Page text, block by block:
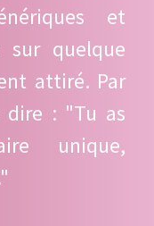
et
sur quelque
attiré. Par
dire : "Tu as
unique,